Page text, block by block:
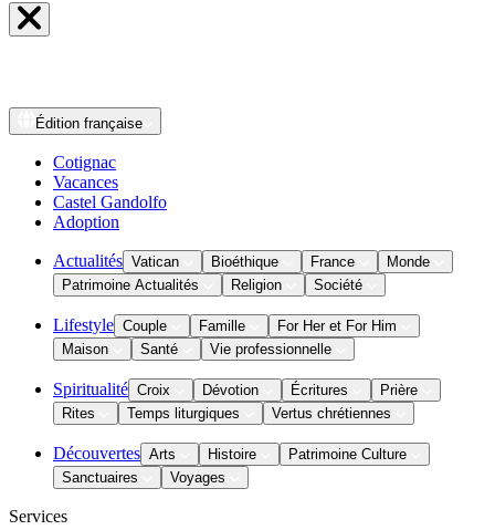
Édition française
Cotignac
Vacances
Castel Gandolfo
Adoption
Actualités Vatican Bioéthique France
Monde
Patrimoine Actualités
Religion Société
Lifestyle Couple Famille
For Her et For Him
Maison
Santé Vie professionnelle
Spiritualité Croix Dévotion Écritures
Prière
Rites
Temps liturgiques Vertus chrétiennes
Découvertes Arts Histoire
Patrimoine Culture
Sanctuaires
Voyages
Services